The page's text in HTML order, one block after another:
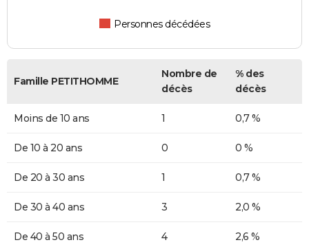
Personnes décédées
Famille PETITHOMME
Nombre de
décès
% des
décès
Moins de 10 ans 1 0,7 %
De 10 à 20 ans 0 0 %
De 20 à 30 ans 1 0,7 %
De 30 à 40 ans 3 2,0 %
De 40 à 50 ans 4 2,6 %